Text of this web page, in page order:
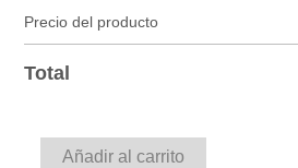
Precio del producto
Total
Añadir al carrito